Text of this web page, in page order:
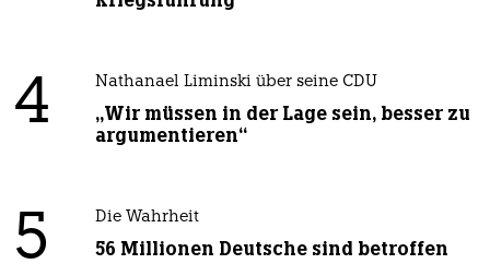
4 Nathanael Liminski über seine CDU
„Wir müssen in der Lage sein, besser zu
argumentieren“
5 Die Wahrheit
56 Millionen Deutsche sind betroffen